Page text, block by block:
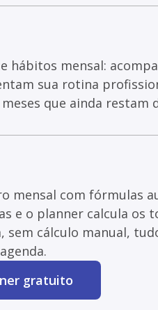
hábitos mensal:
sua rotina
que ainda restam
mensal com fórmulas
e o planner calcula os
sem cálculo manual,
gratuito